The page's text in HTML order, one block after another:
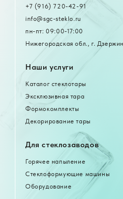
+7 (916) 720-42-91
info@sgc-steklo.ru
пн-пт: 09:00-17:00
Нижегородская обл., г.
Наши услуги
Каталог стеклотары
Эксклюзивная тара
Формокомплекты
Декорирование тары
Для стеклозаводов
Горячее напыление
Стеклоформующие машины
Оборудование